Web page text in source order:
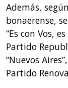
Además,
bonaerense,
“Es con Vos,
Partido
“Nuevos
Partido